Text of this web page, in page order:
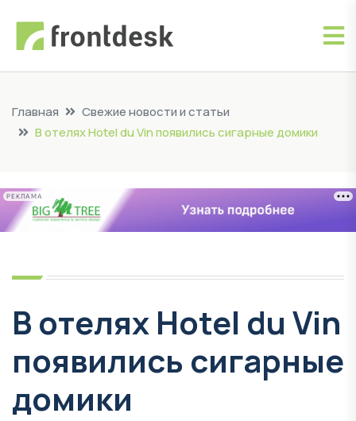
Главная
Свежие новости и статьи
В отелях Hotel du Vin появились сигарные домики
РЕКЛАМА
В отелях Hotel du Vin
появились сигарные
домики